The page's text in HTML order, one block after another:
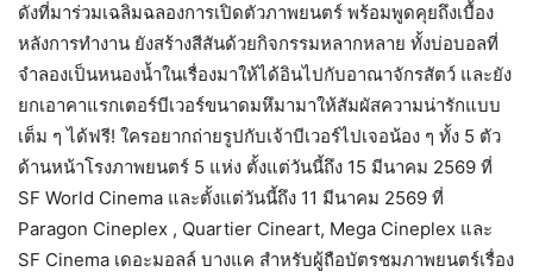
ดังที่มาร่วมเฉลิมฉลองการเปิดตัวภาพยนตร์ พร้อมพูดคุยถึงเบื้อง
หลังการทำงาน ยังสร้างสีสันด้วยกิจกรรมหลากหลาย ทั้งบ่อบอลที่
จำลองเป็นหนองน้ำในเรื่องมาให้ได้อินไปกับอาณาจักรสัตว์ และยัง
ยกเอาคาแรกเตอร์บีเวอร์ขนาดมหึมามาให้สัมผัสความน่ารักแบบ
เต็ม ๆ ได้ฟรี! ใครอยากถ่ายรูปกับเจ้าบีเวอร์ไปเจอน้อง ๆ ทั้ง 5 ตัว
ด้านหน้าโรงภาพยนตร์ 5 แห่ง ตั้งแต่วันนี้ถึง 15 มีนาคม 2569 ที่
SF World Cinema และตั้งแต่วันนี้ถึง 11 มีนาคม 2569 ที่
Paragon Cineplex , Quartier Cineart, Mega Cineplex และ
SF Cinema เดอะมอลล์ บางแค สำหรับผู้ถือบัตรชมภาพยนตร์เรื่อง